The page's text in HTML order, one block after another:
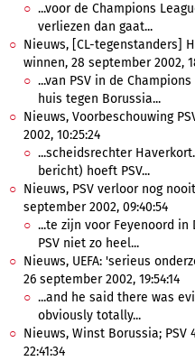
...voor de Champions
verliezen dan gaat...
Nieuws, [CL-tegenstanders]
winnen, 28 september 2002,
...van PSV in de
huis tegen Borussia...
Nieuws, Voorbeschouwing
2002, 10:25:24
...scheidsrechter
bericht) hoeft PSV...
Nieuws, PSV verloor nog
september 2002, 09:40:54
...te zijn voor Feyenoord in
PSV niet zo heel...
Nieuws, UEFA: 'serieus
26 september 2002, 19:54:14
...and he said there was
obviously totally...
Nieuws, Winst Borussia;
22:41:34